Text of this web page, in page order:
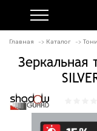
Главная Каталог
Зеркальная